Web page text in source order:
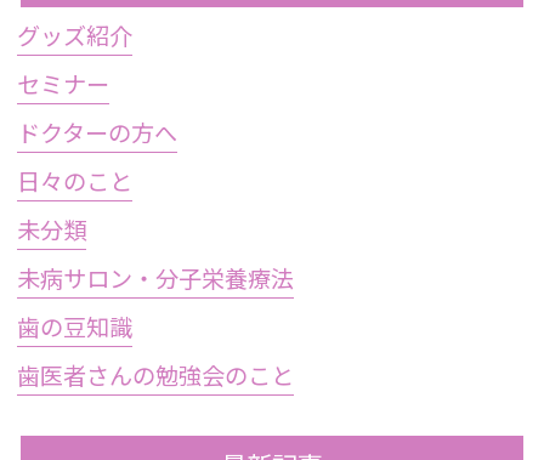
グッズ紹介
セミナー
ドクターの方へ
日々のこと
未分類
未病サロン・分子栄養療法
歯の豆知識
歯医者さんの勉強会のこと